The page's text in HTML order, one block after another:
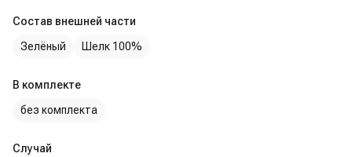
Состав внешней части
Зелёный
Шелк 100%
В комплекте
без комплекта
Случай